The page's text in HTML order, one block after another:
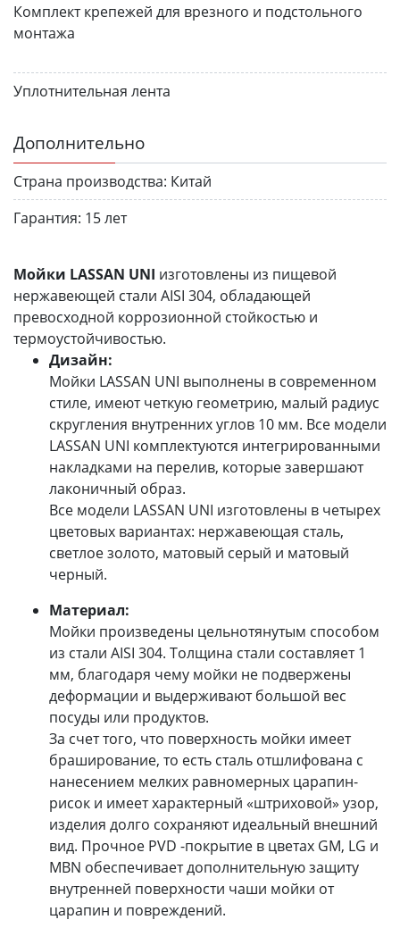
Комплект крепежей для врезного и подстольного
монтажа
Уплотнительная лента
Дополнительно
Страна производства: Китай
Гарантия: 15 лет
Мойки LASSAN UNI изготовлены из пищевой
нержавеющей стали AISI 304, обладающей
превосходной коррозионной стойкостью и
термоустойчивостью.
Дизайн:
Мойки LASSAN UNI выполнены в современном
стиле, имеют четкую геометрию, малый радиус
скругления внутренних углов 10 мм. Все модели
LASSAN UNI комплектуются интегрированными
накладками на перелив, которые завершают
лаконичный образ.
Все модели LASSAN UNI изготовлены в четырех
цветовых вариантах: нержавеющая сталь,
светлое золото, матовый серый и матовый
черный.
Материал:
Мойки произведены цельнотянутым способом
из стали AISI 304. Толщина стали составляет 1
мм, благодаря чему мойки не подвержены
деформации и выдерживают большой вес
посуды или продуктов.
За счет того, что поверхность мойки имеет
браширование, то есть сталь отшлифована с
нанесением мелких равномерных царапин-
рисок и имеет характерный «штриховой» узор,
изделия долго сохраняют идеальный внешний
вид. Прочное PVD -покрытие в цветах GM, LG и
MBN обеспечивает дополнительную защиту
внутренней поверхности чаши мойки от
царапин и повреждений.